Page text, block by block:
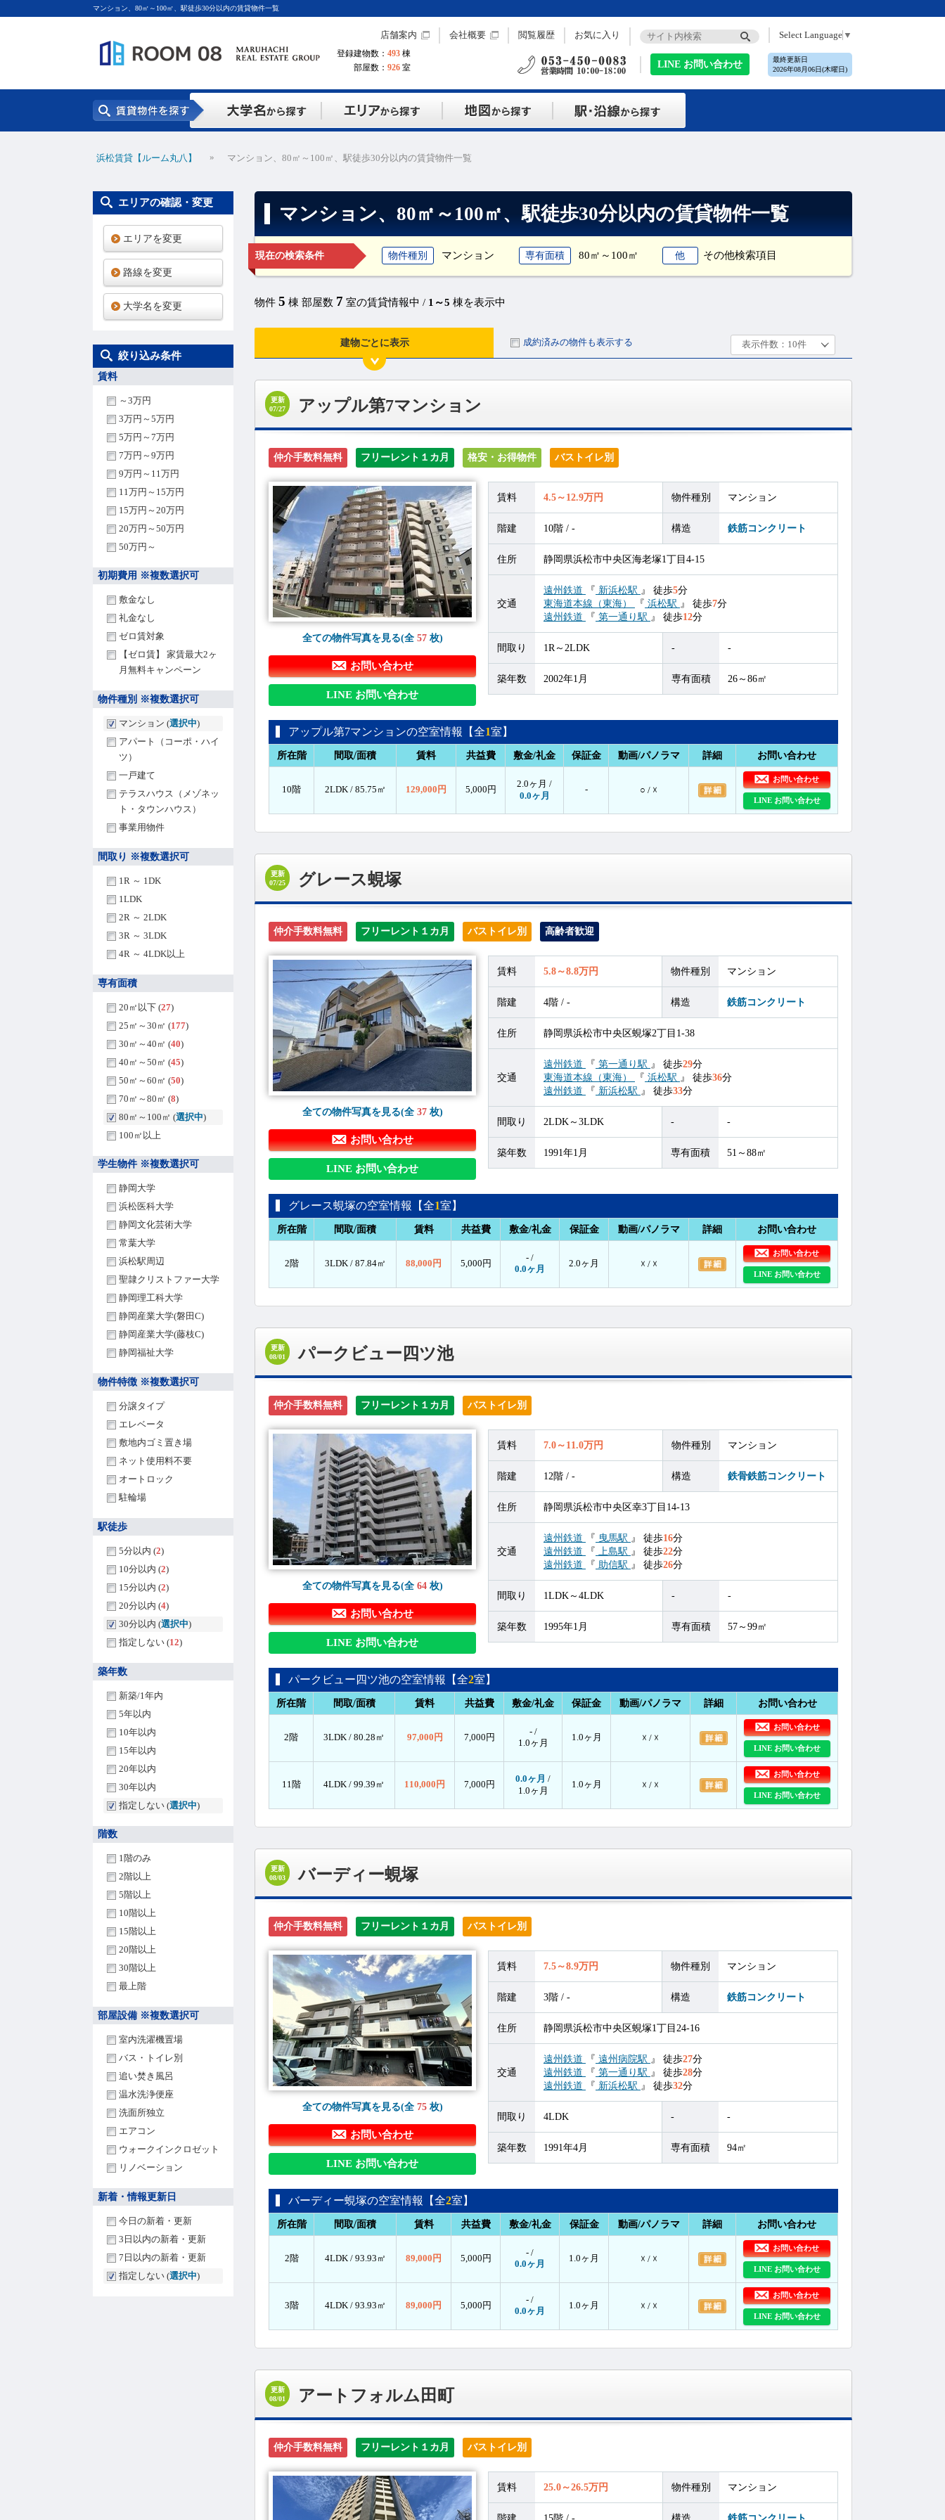
マンション、80㎡～100㎡、駅徒歩30分以内の賃貸物件一覧
登録建物数： 493 棟
部屋数： 926 室
店舗案内 会社概要 閲覧履歴 お気に入り Select Language ▼
LINE お問い合わせ
最終更新日
2026年08月06日(木曜日)
浜松賃貸【ルーム丸八】 » マンション、80㎡～100㎡、駅徒歩30分以内の賃貸物件一覧
マンション、80㎡～100㎡、駅徒歩30分以内の賃貸物件一覧
現在の検索条件 物件種別 マンション 専有面積 80㎡～100㎡ 他 その他検索項目
物件 5 棟 部屋数 7 室の賃貸情報中 / 1～5 棟を表示中
建物ごとに表示 成約済みの物件も表示する
更新
07/27
アップル第7マンション
仲介手数料無料 フリーレント１カ月 格安・お得物件 バストイレ別
全ての物件写真を見る(全 57枚)
お問い合わせ
LINE お問い合わせ
賃料 4.5～12.9万円 物件種別 マンション
階建 10階 / - 構造 鉄筋コンクリート
住所 静岡県浜松市中央区海老塚1丁目4-15
交通
遠州鉄道 『 新浜松駅 』 徒歩5分
東海道本線（東海）
『 浜松駅 』 徒歩7分
遠州鉄道
『 第一通り駅 』 徒歩12分
間取り 1R～2LDK - -
築年数 2002年1月 専有面積 26～86㎡
アップル第7マンションの空室情報【全1室】
所在階 間取/面積 賃料 共益費 敷金/礼金 保証金 動画/パノラマ 詳細 お問い合わせ
10階 2LDK / 85.75㎡ 129,000円 5,000円
2.0ヶ月 /
0.0ヶ月
- ○ / ☓
お問い合わせ
LINE お問い合わせ
更新
07/25
グレース蜆塚
仲介手数料無料 フリーレント１カ月 バストイレ別 高齢者歓迎
全ての物件写真を見る(全 37枚)
お問い合わせ
LINE お問い合わせ
賃料 5.8～8.8万円 物件種別 マンション
階建 4階 / - 構造 鉄筋コンクリート
住所 静岡県浜松市中央区蜆塚2丁目1-38
交通
遠州鉄道 『 第一通り駅 』 徒歩29分
東海道本線（東海）
『 浜松駅 』 徒歩36分
遠州鉄道
『 新浜松駅 』 徒歩33分
間取り 2LDK～3LDK - -
築年数 1991年1月 専有面積 51～88㎡
グレース蜆塚の空室情報【全1室】
所在階 間取/面積 賃料 共益費 敷金/礼金 保証金 動画/パノラマ 詳細 お問い合わせ
2階 3LDK / 87.84㎡ 88,000円 5,000円
- /
0.0ヶ月
2.0ヶ月 ☓ / ☓
お問い合わせ
LINE お問い合わせ
更新
08/01
パークビュー四ツ池
仲介手数料無料 フリーレント１カ月 バストイレ別
全ての物件写真を見る(全 64枚)
お問い合わせ
LINE お問い合わせ
賃料 7.0～11.0万円 物件種別 マンション
階建 12階 / - 構造 鉄骨鉄筋コンクリート
住所 静岡県浜松市中央区幸3丁目14-13
交通
遠州鉄道 『 曳馬駅 』 徒歩16分
遠州鉄道
『 上島駅 』 徒歩22分
遠州鉄道
『 助信駅 』 徒歩26分
間取り 1LDK～4LDK - -
築年数 1995年1月 専有面積 57～99㎡
パークビュー四ツ池の空室情報【全2室】
所在階 間取/面積 賃料 共益費 敷金/礼金 保証金 動画/パノラマ 詳細 お問い合わせ
2階 3LDK / 80.28㎡ 97,000円 7,000円
- /
1.0ヶ月
1.0ヶ月 ☓ / ☓
お問い合わせ
LINE お問い合わせ
11階 4LDK / 99.39㎡ 110,000円 7,000円
0.0ヶ月 /
1.0ヶ月
1.0ヶ月 ☓ / ☓
お問い合わせ
LINE お問い合わせ
更新
08/03
バーディー蜆塚
仲介手数料無料 フリーレント１カ月 バストイレ別
全ての物件写真を見る(全 75枚)
お問い合わせ
LINE お問い合わせ
賃料 7.5～8.9万円 物件種別 マンション
階建 3階 / - 構造 鉄筋コンクリート
住所 静岡県浜松市中央区蜆塚1丁目24-16
交通
遠州鉄道 『 遠州病院駅 』 徒歩27分
遠州鉄道
『 第一通り駅 』 徒歩28分
遠州鉄道
『 新浜松駅 』 徒歩32分
間取り 4LDK - -
築年数 1991年4月 専有面積 94㎡
バーディー蜆塚の空室情報【全2室】
所在階 間取/面積 賃料 共益費 敷金/礼金 保証金 動画/パノラマ 詳細 お問い合わせ
2階 4LDK / 93.93㎡ 89,000円 5,000円
- /
0.0ヶ月
1.0ヶ月 ☓ / ☓
お問い合わせ
LINE お問い合わせ
3階 4LDK / 93.93㎡ 89,000円 5,000円
- /
0.0ヶ月
1.0ヶ月 ☓ / ☓
お問い合わせ
LINE お問い合わせ
更新
08/01
アートフォルム田町
仲介手数料無料 フリーレント１カ月 バストイレ別
賃料 25.0～26.5万円 物件種別 マンション
エリアの確認・変更
エリアを変更
路線を変更
大学名を変更
絞り込み条件
賃料
～3万円
3万円～5万円
5万円～7万円
7万円～9万円
9万円～11万円
11万円～15万円
15万円～20万円
20万円～50万円
50万円～
初期費用 ※複数選択可
敷金なし
礼金なし
ゼロ賃対象
【ゼロ賃】 家賃最大2ヶ
月無料キャンペーン
物件種別 ※複数選択可
マンション (選択中)
アパート（コーポ・ハイ
ツ）
一戸建て
テラスハウス（メゾネッ
ト・タウンハウス）
事業用物件
間取り ※複数選択可
1R ～ 1DK
1LDK
2R ～ 2LDK
3R ～ 3LDK
4R ～ 4LDK以上
専有面積
20㎡以下 (27)
25㎡～30㎡ (177)
30㎡～40㎡ (40)
40㎡～50㎡ (45)
50㎡～60㎡ (50)
70㎡～80㎡ (8)
80㎡～100㎡ (選択中)
100㎡以上
学生物件 ※複数選択可
静岡大学
浜松医科大学
静岡文化芸術大学
常葉大学
浜松駅周辺
聖隷クリストファー大学
静岡理工科大学
静岡産業大学(磐田C)
静岡産業大学(藤枝C)
静岡福祉大学
物件特徴 ※複数選択可
分譲タイプ
エレベータ
敷地内ゴミ置き場
ネット使用料不要
オートロック
駐輪場
駅徒歩
5分以内 (2)
10分以内 (2)
15分以内 (2)
20分以内 (4)
30分以内 (選択中)
指定しない (12)
築年数
新築/1年内
5年以内
10年以内
15年以内
20年以内
30年以内
指定しない (選択中)
階数
1階のみ
2階以上
5階以上
10階以上
15階以上
20階以上
30階以上
最上階
部屋設備 ※複数選択可
室内洗濯機置場
バス・トイレ別
追い焚き風呂
温水洗浄便座
洗面所独立
エアコン
ウォークインクロゼット
リノベーション
新着・情報更新日
今日の新着・更新
3日以内の新着・更新
7日以内の新着・更新
指定しない (選択中)